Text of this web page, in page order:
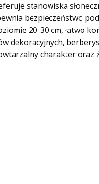
stanowiska
bezpieczeństwo
20-30 cm, łatwo
dekoracyjnych, berberys
charakter oraz